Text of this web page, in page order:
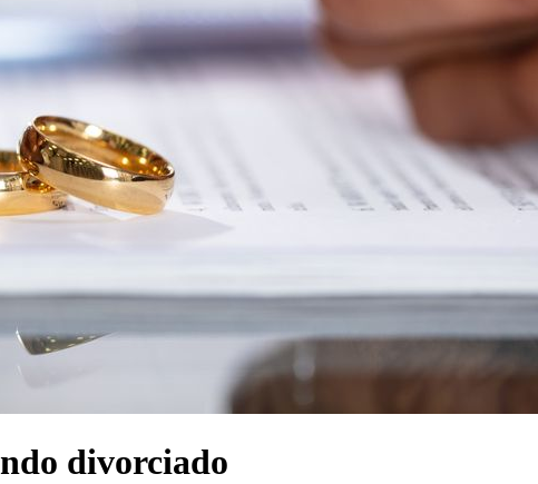
divorciado